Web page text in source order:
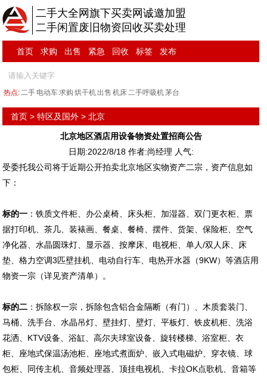
二手大全网旗下买卖网诚邀加盟
二手闲置废旧物资回收买卖处理
首页 求购 出售 紧急 回收 标签 发布
热点:二手 电动车求购 烘干机出售 机床二手呼吸机茅台
首页 >特区及国外 >北京
北京地区酒店用设备物资处置招商公告
日期:2022/8/18 作者:尚经理 人气:
受委托我公司将于近期公开拍卖北京地区实物资产二宗，资产信息如
下：
标的一 ：铁质文件柜、办公桌椅、床头柜、加湿器、双门更衣柜、票
据打印机、茶几、装裱画、餐桌、餐椅、摆件、货架、保险柜、空气
净化器、水晶圆珠灯、显示器、按摩床、电视柜、单人/双人床、床
垫、格力空调3匹壁挂机、电动自行车、电热开水器（9KW）等酒店用
物资一宗（详见资产清单）。
标的二 ：拆除权一宗，拆除包含铝合金隔断（有门）、木质套装门、
马桶、洗手台、水晶吊灯、壁挂灯、壁灯、平板灯、铁皮机柜、洗浴
花洒、KTV设备、浴缸、高尔夫球室设备、旋转楼梯、浴室柜、衣
柜、座地式保温汤池柜、座地式煮面炉、嵌入式电磁炉、穿衣镜、球
包柜、同传主机、音频处理器、顶挂电视机、卡拉OK点歌机、音箱等